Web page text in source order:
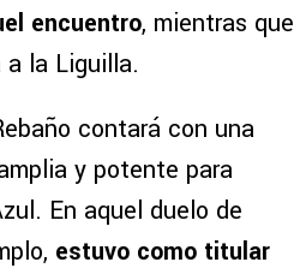
encuentro, mientras que
la Liguilla.
contará con una
y potente para
En aquel duelo de
estuvo como titular